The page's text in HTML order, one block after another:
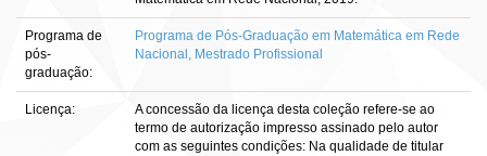
Programa de
pós-
graduação:
Programa de Pós-Graduação em Matemática em Rede
Nacional, Mestrado Profissional
Licença:
A concessão da licença desta coleção refere-se ao
termo de autorização impresso assinado pelo autor
com as seguintes condições: Na qualidade de titular